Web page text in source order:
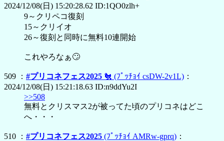
2024/12/08(日) 15:20:28.62 ID:1QO0zlh+
9～クリペコ復刻
15～クリイオ
26～復刻と同時に無料10連開始
これやろなぁ🙄
509 ： #プリコネフェス2025 🐔 (ﾌﾟｯﾁｮｲ csDW-2v1L) ：
2024/12/08(日) 15:21:18.63 ID:n9ddYu2I
>>508
無料とクリスマス2が被ってた頃のプリコネはどこ
へ・・・
510 ： #プリコネフェス2025 (ﾌﾟｯﾁｮｲ AMRw-gprq) ：